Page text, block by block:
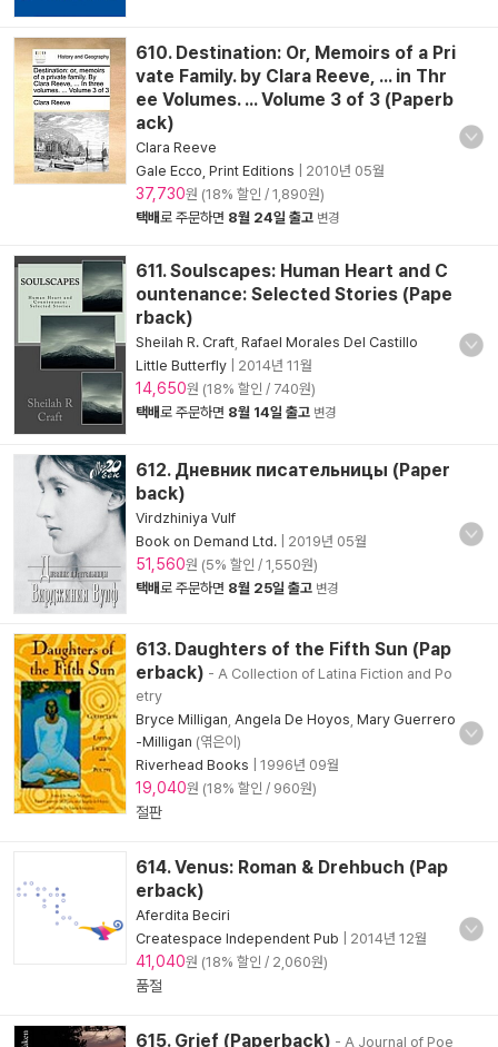
610. Destination: Or, Memoirs of a Pri
vate Family. by Clara Reeve, ... in Thr
ee Volumes. ... Volume 3 of 3 (Paperb
ack)
Clara Reeve
Gale Ecco, Print Editions
2010년 05월
37,730원 (18% 할인 / 1,890원)
택배로 주문하면 8월 24일 출고 변경
611. Soulscapes: Human Heart and C
ountenance: Selected Stories (Pape
rback)
Sheilah R. Craft Rafael Morales Del Castillo
Little Butterfly
2014년 11월
14,650원 (18% 할인 / 740원)
택배로 주문하면 8월 14일 출고 변경
612. Дневник писательницы (Paper
back)
Virdzhiniya Vulf
Book on Demand Ltd.
2019년 05월
51,560원 (5% 할인 / 1,550원)
택배로 주문하면 8월 25일 출고 변경
613. Daughters of the Fifth Sun (Pap
erback) - A Collection of Latina Fiction and Po
etry
Bryce Milligan Angela De Hoyos Mary Guerrero
-Milligan (엮은이)
Riverhead Books
1996년 09월
19,040원 (18% 할인 / 960원)
절판
614. Venus: Roman & Drehbuch (Pap
erback)
Aferdita Beciri
Createspace Independent Pub
2014년 12월
41,040원 (18% 할인 / 2,060원)
품절
615. Grief (Paperback) - A Journal of Poe